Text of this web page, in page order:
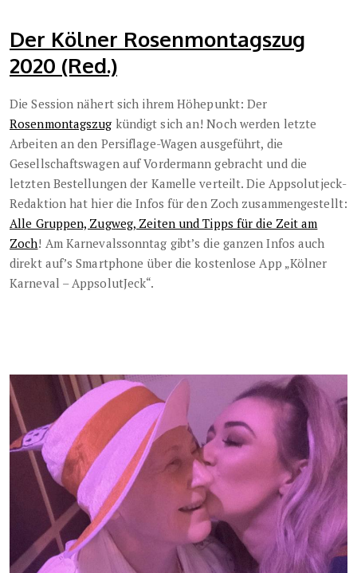
Der Kölner Rosenmontagszug
2020 (Red.)
Die Session nähert sich ihrem Höhepunkt: Der
Rosenmontagszug kündigt sich an! Noch werden letzte
Arbeiten an den Persiflage-Wagen ausgeführt, die
Gesellschaftswagen auf Vordermann gebracht und die
letzten Bestellungen der Kamelle verteilt. Die Appsolutjeck-
Redaktion hat hier die Infos für den Zoch zusammengestellt:
Alle Gruppen, Zugweg, Zeiten und Tipps für die Zeit am
Zoch! Am Karnevalssonntag gibt’s die ganzen Infos auch
direkt auf’s Smartphone über die kostenlose App „Kölner
Karneval – AppsolutJeck“.